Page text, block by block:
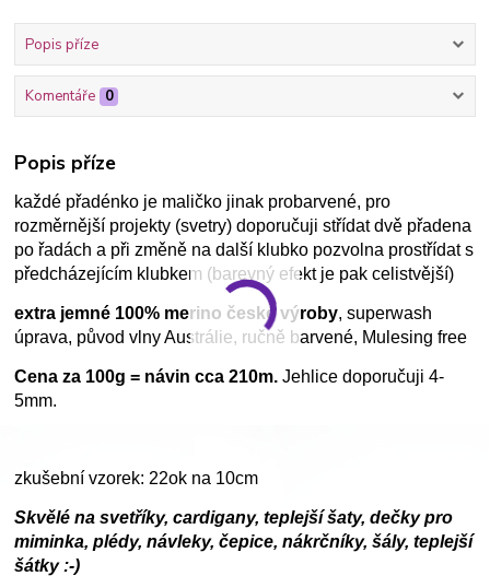
Popis příze
Komentáře 0
Popis příze
každé přadénko je maličko jinak probarvené, pro
rozměrnější projekty (svetry) doporučuji střídat dvě přadena
po řadách a při změně na další klubko pozvolna prostřídat s
předcházejícím klubkem (barevný efekt je pak celistvější)
extra jemné 100% merino české výroby, superwash
úprava, původ vlny Austrálie, ručně barvené, Mulesing free
Cena za 100g = návin cca 210m. Jehlice doporučuji 4-
5mm.
zkušební vzorek: 22ok na 10cm
Skvělé na svetříky, cardigany, teplejší šaty, dečky pro
miminka, plédy, návleky, čepice, nákrčníky, šály, teplejší
šátky :-)